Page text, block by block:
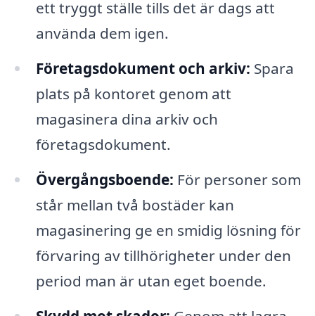
ett tryggt ställe tills det är dags att
använda dem igen.
Företagsdokument och arkiv: Spara
plats på kontoret genom att
magasinera dina arkiv och
företagsdokument.
Övergångsboende: För personer som
står mellan två bostäder kan
magasinering ge en smidig lösning för
förvaring av tillhörigheter under den
period man är utan eget boende.